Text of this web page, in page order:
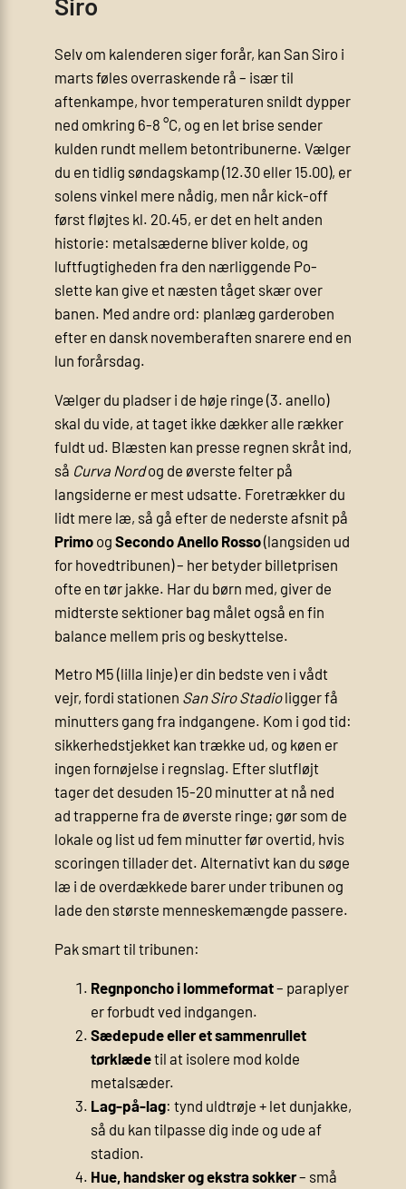
Selv om kalenderen siger forår, kan San Siro i
marts føles overraskende rå – især til
aftenkampe, hvor temperaturen snildt dypper
ned omkring 6-8 °C, og en let brise sender
kulden rundt mellem betontribunerne. Vælger
du en tidlig søndagskamp (12.30 eller 15.00), er
solens vinkel mere nådig, men når kick-off
først fløjtes kl. 20.45, er det en helt anden
historie: metalsæderne bliver kolde, og
luftfugtigheden fra den nærliggende Po-
slette kan give et næsten tåget skær over
banen. Med andre ord: planlæg garderoben
efter en dansk novemberaften snarere end en
lun forårsdag.
Vælger du pladser i de høje ringe (3. anello)
skal du vide, at taget ikke dækker alle rækker
fuldt ud. Blæsten kan presse regnen skråt ind,
så Curva Nordog de øverste felter på
langsiderne er mest udsatte. Foretrækker du
lidt mere læ, så gå efter de nederste afsnit på
Primoog Secondo Anello Rosso(langsiden ud
for hovedtribunen) – her betyder billetprisen
ofte en tør jakke. Har du børn med, giver de
midterste sektioner bag målet også en fin
balance mellem pris og beskyttelse.
Metro M5 (lilla linje) er din bedste ven i vådt
vejr, fordi stationen San Siro Stadioligger få
minutters gang fra indgangene. Kom i god tid:
sikkerhedstjekket kan trække ud, og køen er
ingen fornøjelse i regnslag. Efter slutfløjt
tager det desuden 15-20 minutter at nå ned
ad trapperne fra de øverste ringe; gør som de
lokale og list ud fem minutter før overtid, hvis
scoringen tillader det. Alternativt kan du søge
læ i de overdækkede barer under tribunen og
lade den største menneskemængde passere.
Pak smart til tribunen:
Regnponcho i lommeformat– paraplyer
er forbudt ved indgangen.
Sædepude eller et sammenrullet
tørklædetil at isolere mod kolde
metalsæder.
Lag-på-lag: tynd uldtrøje + let dunjakke,
så du kan tilpasse dig inde og ude af
stadion.
Hue, handsker og ekstra sokker– små